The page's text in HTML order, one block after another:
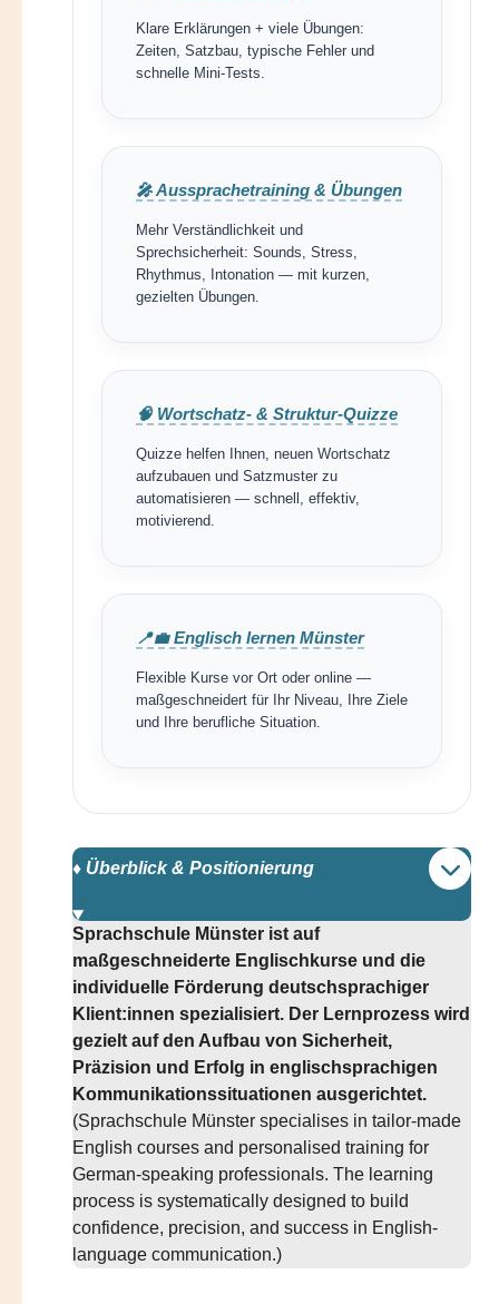
Klare Erklärungen + viele Übungen:
Zeiten, Satzbau, typische Fehler und
schnelle Mini-Tests.
🎤 Aussprachetraining & Übungen
Mehr Verständlichkeit und
Sprechsicherheit: Sounds, Stress,
Rhythmus, Intonation — mit kurzen,
gezielten Übungen.
🧠 Wortschatz- & Struktur-Quizze
Quizze helfen Ihnen, neuen Wortschatz
aufzubauen und Satzmuster zu
automatisieren — schnell, effektiv,
motivierend.
📍💼 Englisch lernen Münster
Flexible Kurse vor Ort oder online —
maßgeschneidert für Ihr Niveau, Ihre Ziele
und Ihre berufliche Situation.
♦️ Überblick & Positionierung
Sprachschule Münster ist auf
maßgeschneiderte Englischkurse und die
individuelle Förderung deutschsprachiger
Klient:innen spezialisiert. Der Lernprozess wird
gezielt auf den Aufbau von Sicherheit,
Präzision und Erfolg in englischsprachigen
Kommunikationssituationen ausgerichtet.
(Sprachschule Münster specialises in tailor-made
English courses and personalised training for
German-speaking professionals. The learning
process is systematically designed to build
confidence, precision, and success in English-
language communication.)